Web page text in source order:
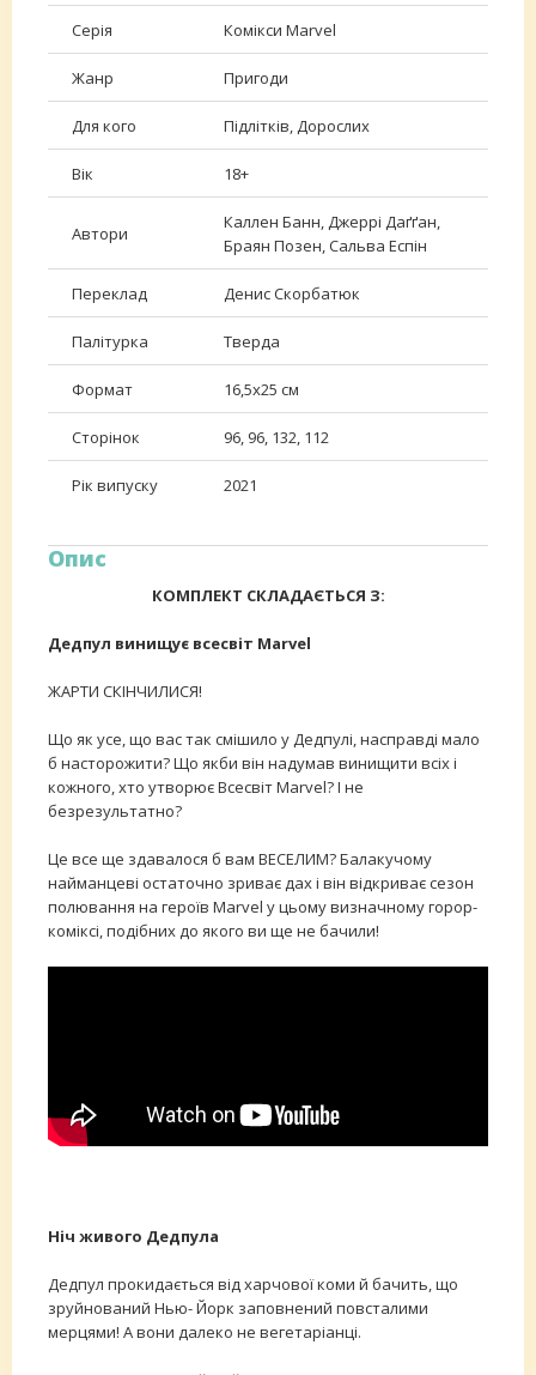
Серія Комікси Marvel
Жанр Пригоди
Для кого Підлітків, Дорослих
Вік 18+
Автори
Каллен Банн, Джеррі Даґґан,
Браян Позен, Сальва Еспін
Переклад Денис Скорбатюк
Палітурка Тверда
Формат 16,5х25 см
Сторінок 96, 96, 132, 112
Рік випуску 2021
Опис
КОМПЛЕКТ СКЛАДАЄТЬСЯ З:
Дедпул винищує всесвіт Marvel
ЖАРТИ СКІНЧИЛИСЯ!
Що як усе, що вас так смішило у Дедпулі, насправді мало
б насторожити? Що якби він надумав винищити всіх і
кожного, хто утворює Всесвіт Marvel? І не
безрезультатно?
Це все ще здавалося б вам ВЕСЕЛИМ? Балакучому
найманцеві остаточно зриває дах і він відкриває сезон
полювання на героїв Marvel у цьому визначному горор-
коміксі, подібних до якого ви ще не бачили!
Ніч живого Дедпула
Дедпул прокидається від харчової коми й бачить, що
зруйнований Нью- Йорк заповнений повсталими
мерцями! А вони далеко не вегетаріанці.